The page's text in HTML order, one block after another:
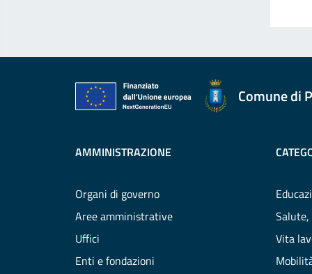
Comune di
AMMINISTRAZIONE
Organi di governo
Aree amministrative
Uffici
Enti e fondazioni
Salute,
Vita